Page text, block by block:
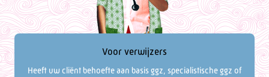
Voor verwijzers
Heeft uw cliënt behoefte aan basis ggz, specialistische ggz of